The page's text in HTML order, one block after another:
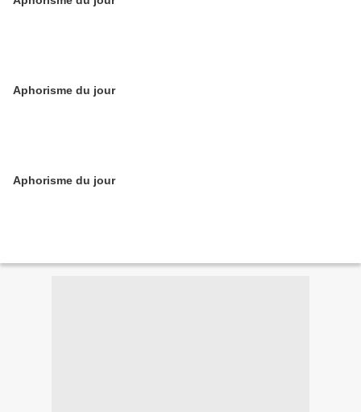
Aphorisme du jour
Aphorisme du jour